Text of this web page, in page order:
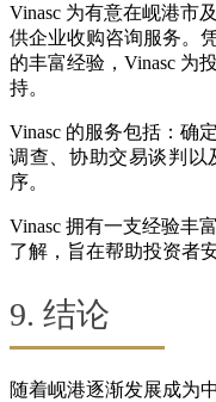
Vinasc 为有意在岘港市
供企业收购咨询服务。
的丰富经验，Vinasc 为
持。
Vinasc 的服务包括：确
调查、协助交易谈判以
序。
Vinasc 拥有一支经验丰
了解，旨在帮助投资者
9. 结论
随着岘港逐渐发展成为